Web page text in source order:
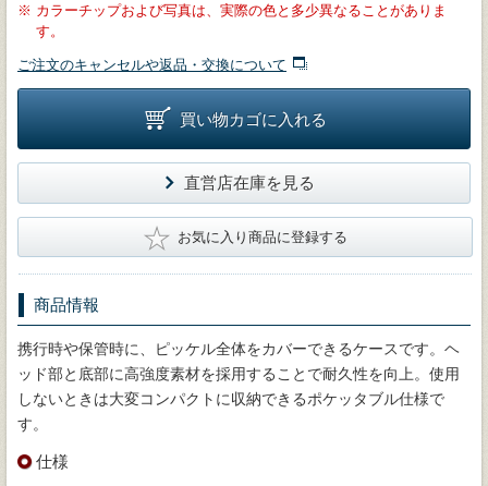
※ カラーチップおよび写真は、実際の色と多少異なることがありま
す。
ご注文のキャンセルや返品・交換について
買い物カゴに入れる
直営店在庫を見る
★ お気に入り商品に登録する
商品情報
携行時や保管時に、ピッケル全体をカバーできるケースです。ヘ
ッド部と底部に高強度素材を採用することで耐久性を向上。使用
しないときは大変コンパクトに収納できるポケッタブル仕様で
す。
仕様